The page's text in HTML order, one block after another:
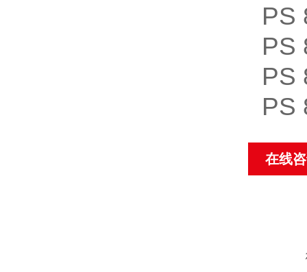
PS
PS
PS
PS
在线